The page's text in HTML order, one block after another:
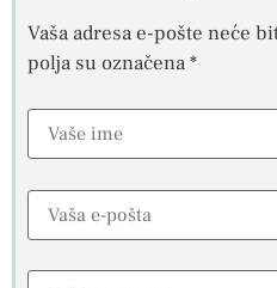
Vaša adresa e-pošte neće
polja su označena*